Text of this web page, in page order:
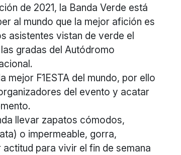
de 2021, la Banda Verde está
al mundo que la mejor afición es
asistentes vistan de verde el
las gradas del Autódromo
mejor F1ESTA del mundo, por ello
del evento y acatar
llevar zapatos cómodos,
o impermeable, gorra,
para vivir el fin de semana